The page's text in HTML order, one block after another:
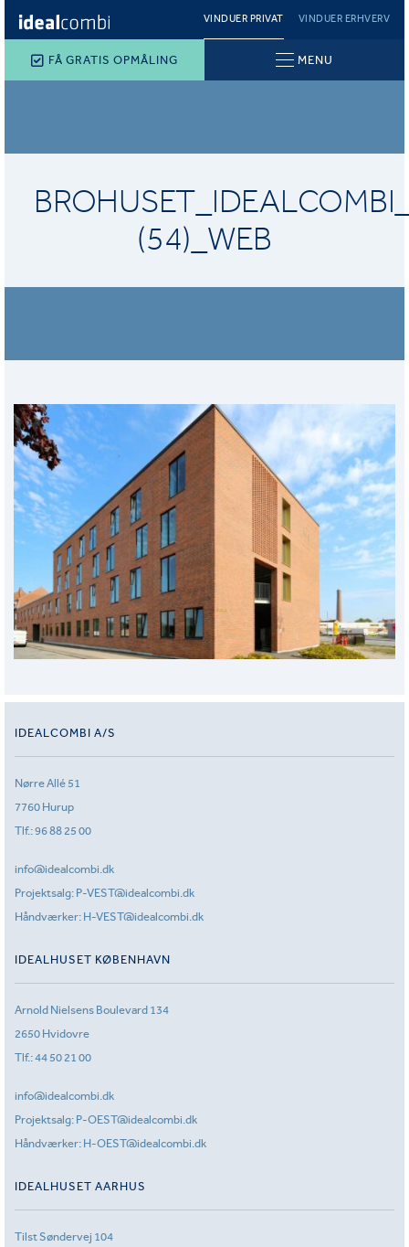
VINDUER PRIVAT VINDUER ERHVERV
FÅ GRATIS OPMÅLING MENU
(54)_WEB
IDEALCOMBI A/S
Nørre Allé 51
7760 Hurup
Tlf.:96 88 25 00
info@idealcombi.dk
Projektsalg: P-VEST@idealcombi.dk
Håndværker: H-VEST@idealcombi.dk
IDEALHUSET KØBENHAVN
Arnold Nielsens Boulevard 134
2650 Hvidovre
Tlf.:44 50 21 00
info@idealcombi.dk
Projektsalg: P-OEST@idealcombi.dk
Håndværker: H-OEST@idealcombi.dk
IDEALHUSET AARHUS
Tilst Søndervej 104